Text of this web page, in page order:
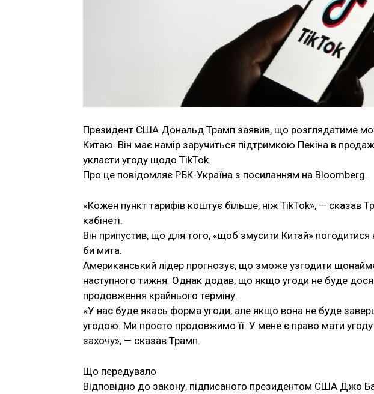
Президент США Дональд Трамп заявив, що розглядатиме
Китаю. Він має намір заручиться підтримкою Пекіна в
укласти угоду щодо TikTok.
Про це повідомляє РБК-Україна з посиланням на Bloomberg.
«Кожен пункт тарифів коштує більше, ніж TikTok», — сказав
кабінеті.
Він припустив, що для того, «щоб змусити Китай»
би мита.
Американський лідер прогнозує, що зможе узгодити
наступного тижня. Однак додав, що якщо угоди не буде
продовження крайнього терміну.
«У нас буде якась форма угоди, але якщо вона не буде
угодою. Ми просто продовжимо її. У мене є право мати угоду
захочу», — сказав Трамп.
Що передувало
Відповідно до закону, підписаного президентом США Джо